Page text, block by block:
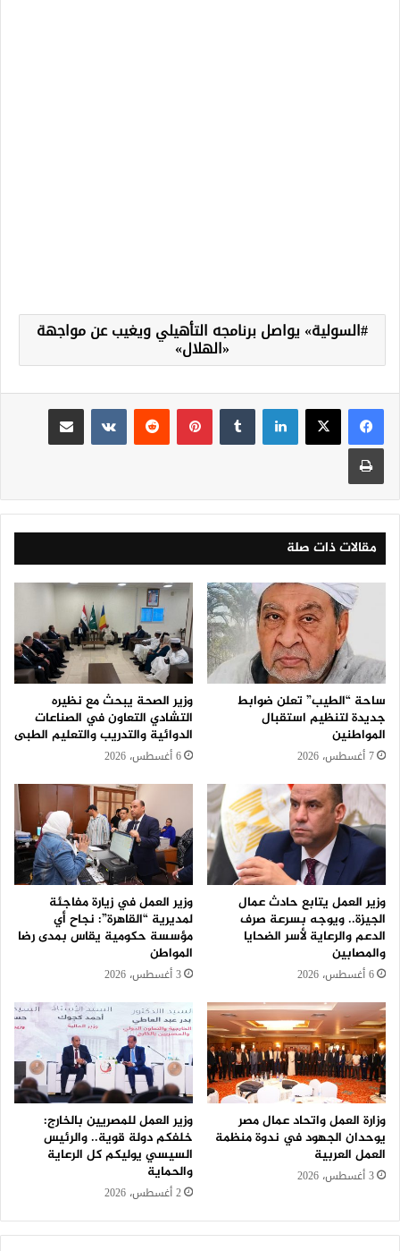
السولية» يواصل برنامجه التأهيلي ويغيب عن مواجهة
«الهلال»
لينكدإن بينتيريست
مقالات ذات صلة
ساحة “الطيب” تعلن ضوابط
جديدة لتنظيم استقبال
المواطنين
7 أغسطس، 2026
وزير الصحة يبحث مع نظيره
التشادي التعاون في الصناعات
الدوائية والتدريب والتعليم الطبى
6 أغسطس، 2026
وزير العمل يتابع حادث عمال
الجيزة.. ويوجه بسرعة صرف
الدعم والرعاية لأسر الضحايا
والمصابين
6 أغسطس، 2026
وزير العمل في زيارة مفاجئة
لمديرية “القاهرة”: نجاح أي
مؤسسة حكومية يقاس بمدى رضا
المواطن
3 أغسطس، 2026
وزارة العمل واتحاد عمال مصر
يوحدان الجهود في ندوة منظمة
العمل العربية
3 أغسطس، 2026
وزير العمل للمصريين بالخارج:
خلفكم دولة قوية.. والرئيس
السيسي يوليكم كل الرعاية
والحماية
2 أغسطس، 2026